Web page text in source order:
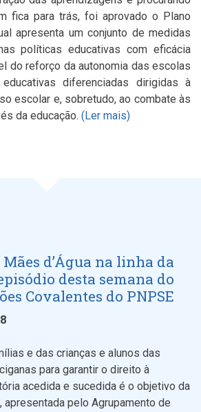
fica para trás, foi aprovado o Plano
apresenta um conjunto de medidas
políticas educativas com eficácia
do reforço da autonomia das escolas
diferenciadas dirigidas à
escolar e, sobretudo, ao combate às
da educação. (Ler mais)
Mães d’Água na linha da
desta semana do
Covalentes do PNPSE
e das crianças e alunos das
para garantir o direito à
acedida e sucedida é o objetivo da
apresentada pelo Agrupamento de